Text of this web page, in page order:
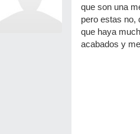
que son una
pero estas no,
que haya
acabados y